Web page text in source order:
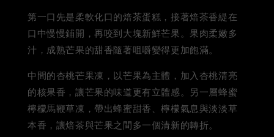
第一口先是柔軟化口的焙茶蛋糕，接著焙茶香緹在
口中慢慢鋪開，再咬到大塊新鮮芒果。果肉柔嫩多
汁，成熟芒果的甜香隨著咀嚼變得更加飽滿。
中間的杏桃芒果凍，以芒果為主體，加入杏桃清亮
的核果香，讓芒果的味道更有立體感。另一層蜂蜜
檸檬馬鞭草凍，帶出蜂蜜甜香、檸檬氣息與淡淡草
本香，讓焙茶與芒果之間多一個清新的轉折。